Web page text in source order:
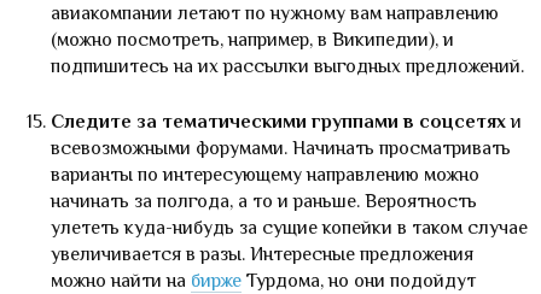
авиакомпании летают по нужному вам направлению
(можно посмотреть, например, в Википедии), и
подпишитесь на их рассылки выгодных предложений.
Следите за тематическими группами в соцсетяхи
всевозможными форумами. Начинать просматривать
варианты по интересующему направлению можно
начинать за полгода, а то и раньше. Вероятность
улететь куда-нибудь за сущие копейки в таком случае
увеличивается в разы. Интересные предложения
можно найти на бирже Турдома, но они подойдут